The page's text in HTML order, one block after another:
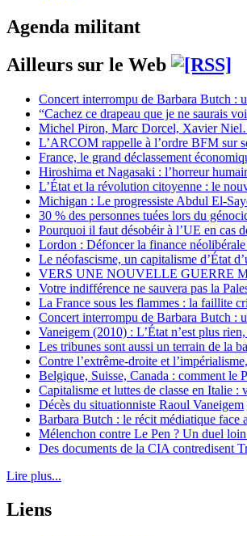
Agenda militant
Ailleurs sur le Web
Concert interrompu de Barbara Butch :
“Cachez ce drapeau que je ne saurais
Michel Piron, Marc Dorcel, Xavier
L’ARCOM rappelle à l’ordre BFM sur
France, le grand déclassement
Hiroshima et Nagasaki : l’horreur
L’État et la révolution citoyenne : le
Michigan : Le progressiste Abdul El-
30 % des personnes tuées lors du
Pourquoi il faut désobéir à l’UE en cas
Lordon : Défoncer la finance
Le néofascisme, un capitalisme d’État
VERS UNE NOUVELLE GUERRE
Votre indifférence ne sauvera pas la
La France sous les flammes : la faillite
Concert interrompu de Barbara Butch :
Vaneigem (2010) : L’État n’est plus
Les tribunes sont aussi un terrain de la
Contre l’extrême-droite et
Belgique, Suisse, Canada : comment le
Capitalisme et luttes de classe en Italie :
Décès du situationniste Raoul Vaneigem
Barbara Butch : le récit médiatique face
Mélenchon contre Le Pen ? Un duel loin
Des documents de la CIA contredisent
Lire plus...
Liens